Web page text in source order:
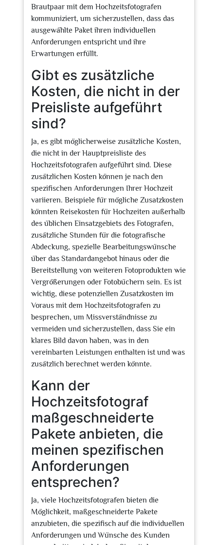
Brautpaar mit dem Hochzeitsfotografen
kommuniziert, um sicherzustellen, dass das
ausgewählte Paket ihren individuellen
Anforderungen entspricht und ihre
Erwartungen erfüllt.
Gibt es zusätzliche
Kosten, die nicht in der
Preisliste aufgeführt
sind?
Ja, es gibt möglicherweise zusätzliche Kosten,
die nicht in der Hauptpreisliste des
Hochzeitsfotografen aufgeführt sind. Diese
zusätzlichen Kosten können je nach den
spezifischen Anforderungen Ihrer Hochzeit
variieren. Beispiele für mögliche Zusatzkosten
könnten Reisekosten für Hochzeiten außerhalb
des üblichen Einsatzgebiets des Fotografen,
zusätzliche Stunden für die fotografische
Abdeckung, spezielle Bearbeitungswünsche
über das Standardangebot hinaus oder die
Bereitstellung von weiteren Fotoprodukten wie
Vergrößerungen oder Fotobüchern sein. Es ist
wichtig, diese potenziellen Zusatzkosten im
Voraus mit dem Hochzeitsfotografen zu
besprechen, um Missverständnisse zu
vermeiden und sicherzustellen, dass Sie ein
klares Bild davon haben, was in den
vereinbarten Leistungen enthalten ist und was
zusätzlich berechnet werden könnte.
Kann der
Hochzeitsfotograf
maßgeschneiderte
Pakete anbieten, die
meinen spezifischen
Anforderungen
entsprechen?
Ja, viele Hochzeitsfotografen bieten die
Möglichkeit, maßgeschneiderte Pakete
anzubieten, die spezifisch auf die individuellen
Anforderungen und Wünsche des Kunden